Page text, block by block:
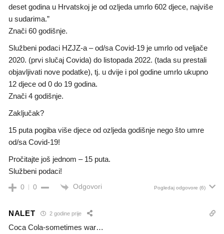
deset godina u Hrvatskoj je od ozljeda umrlo 602 djece, najviše
u sudarima.”
Znači 60 godišnje.
Službeni podaci HZJZ-a – od/sa Covid-19 je umrlo od veljače
2020. (prvi slučaj Covida) do listopada 2022. (tada su prestali
objavljivati nove podatke), tj. u dvije i pol godine umrlo ukupno
12 djece od 0 do 19 godina.
Znači 4 godišnje.
Zaključak?
15 puta pogiba više djece od ozljeda godišnje nego što umre
od/sa Covid-19!
Pročitajte još jednom – 15 puta.
Službeni podaci!
0 0 Odgovori Pogledaj odgovore (6)
NALET 2 godine prije
Coca Cola-sometimes war…